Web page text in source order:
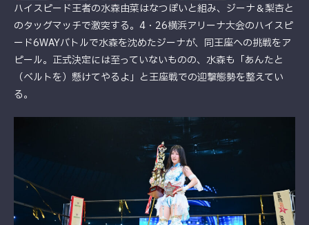
ハイスピード王者の水森由菜はなつぽいと組み、ジーナ＆梨杏と
のタッグマッチで激突する。4・26横浜アリーナ大会のハイスピ
ード6WAYバトルで水森を沈めたジーナが、同王座への挑戦をア
ピール。正式決定には至っていないものの、水森も「あんたと
（ベルトを）懸けてやるよ」と王座戦での迎撃態勢を整えてい
る。